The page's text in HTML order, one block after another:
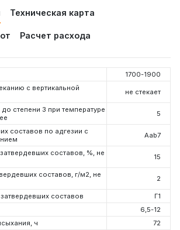
Техническая карта
Расчет расхода
1700-1900
с вертикальной
не стекает
степени 3 при температуре
5
составов по адгезии с
Aab7
составов, %, не
15
составов, г/м2, не
2
составов
Г1
6,5-12
ч
72